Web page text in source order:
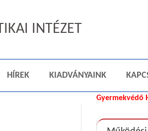
INTÉZET
HÍREK KIADVÁNYAINK
Gyermekvédő